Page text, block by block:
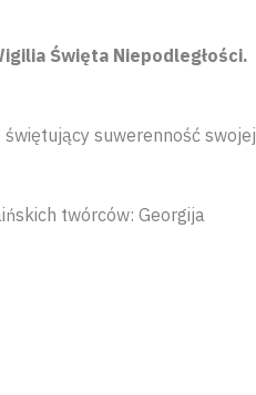
Święta Niepodległości.
świętujący suwerenność swojej
twórców: Georgija